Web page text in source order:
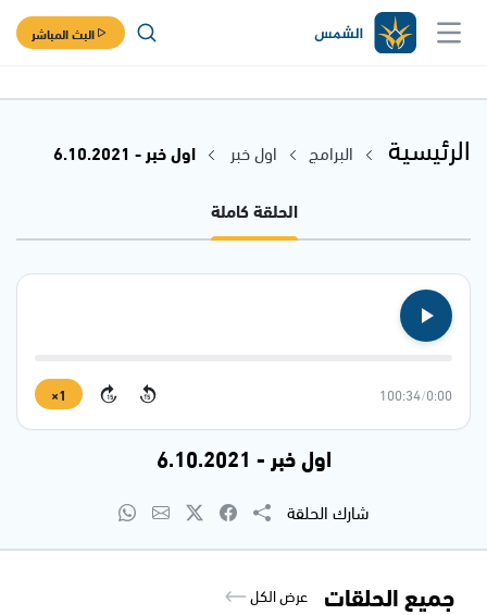
البث المباشر
الرئيسية البرامج اول خبر
اول خبر - 6.10.2021
الحلقة كاملة
0:00
/
100:34
15
15
1×
اول خبر - 6.10.2021
شارك الحلقة
جميع الحلقات عرض الكل